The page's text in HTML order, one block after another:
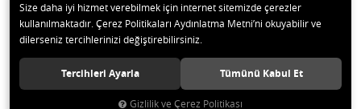
© 2020 ESA ÖLÇÜM VE TEST CİHAZLARI ELEKTRONİK SAN TİC LTD ŞTİ
Tüm hakları saklıdır.
Size daha iyi hizmet verebilmek için internet sitemizde çerezler
kullanılmaktadır. Çerez Politikaları Aydınlatma Metni’ni okuyabilir ve
dilerseniz tercihlerinizi değiştirebilirsiniz.
Tercihleri Ayarla Tümünü Kabul Et
Gizlilik ve Çerez Politikası